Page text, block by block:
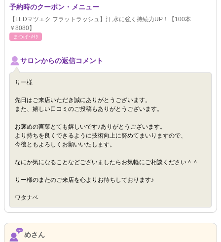
予約時のクーポン・メニュー
【LEDマツエク フラットラッシュ】汗,水に強く持続力UP！【100本
￥8080】
まつげ･ﾒｲｸ
サロンからの返信コメント
りー様
先日はご来店いただき誠にありがとうございます。
また、嬉しい口コミのご投稿もありがとうございます。
お褒めの言葉とても嬉しいです♪ありがとうございます。
より持ちを良くできるように技術向上に努めてまいりますので、
今後ともよろしくお願いいたします。
なにか気になることなどございましたらお気軽にご相談ください＾＾
りー様のまたのご来店を心よりお待ちしております♪
ワタナベ
めさん